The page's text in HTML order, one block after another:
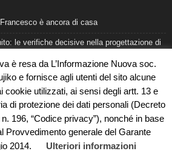
è ancora di casa
le verifiche decisive nella progettazione di
ARPACAL 2026 sulla qualità del mare
una camera ardente per l’ultimo saluto
riconoscere i segnali veri
è resa da L’Informazione Nuova soc.
e fornisce agli utenti del sito alcune
cookie utilizzati, ai sensi degli artt. 13 e
di protezione dei dati personali (Decreto
196, “Codice privacy”), nonché in base
Provvedimento generale del Garante
2014.
Ulteriori informazioni